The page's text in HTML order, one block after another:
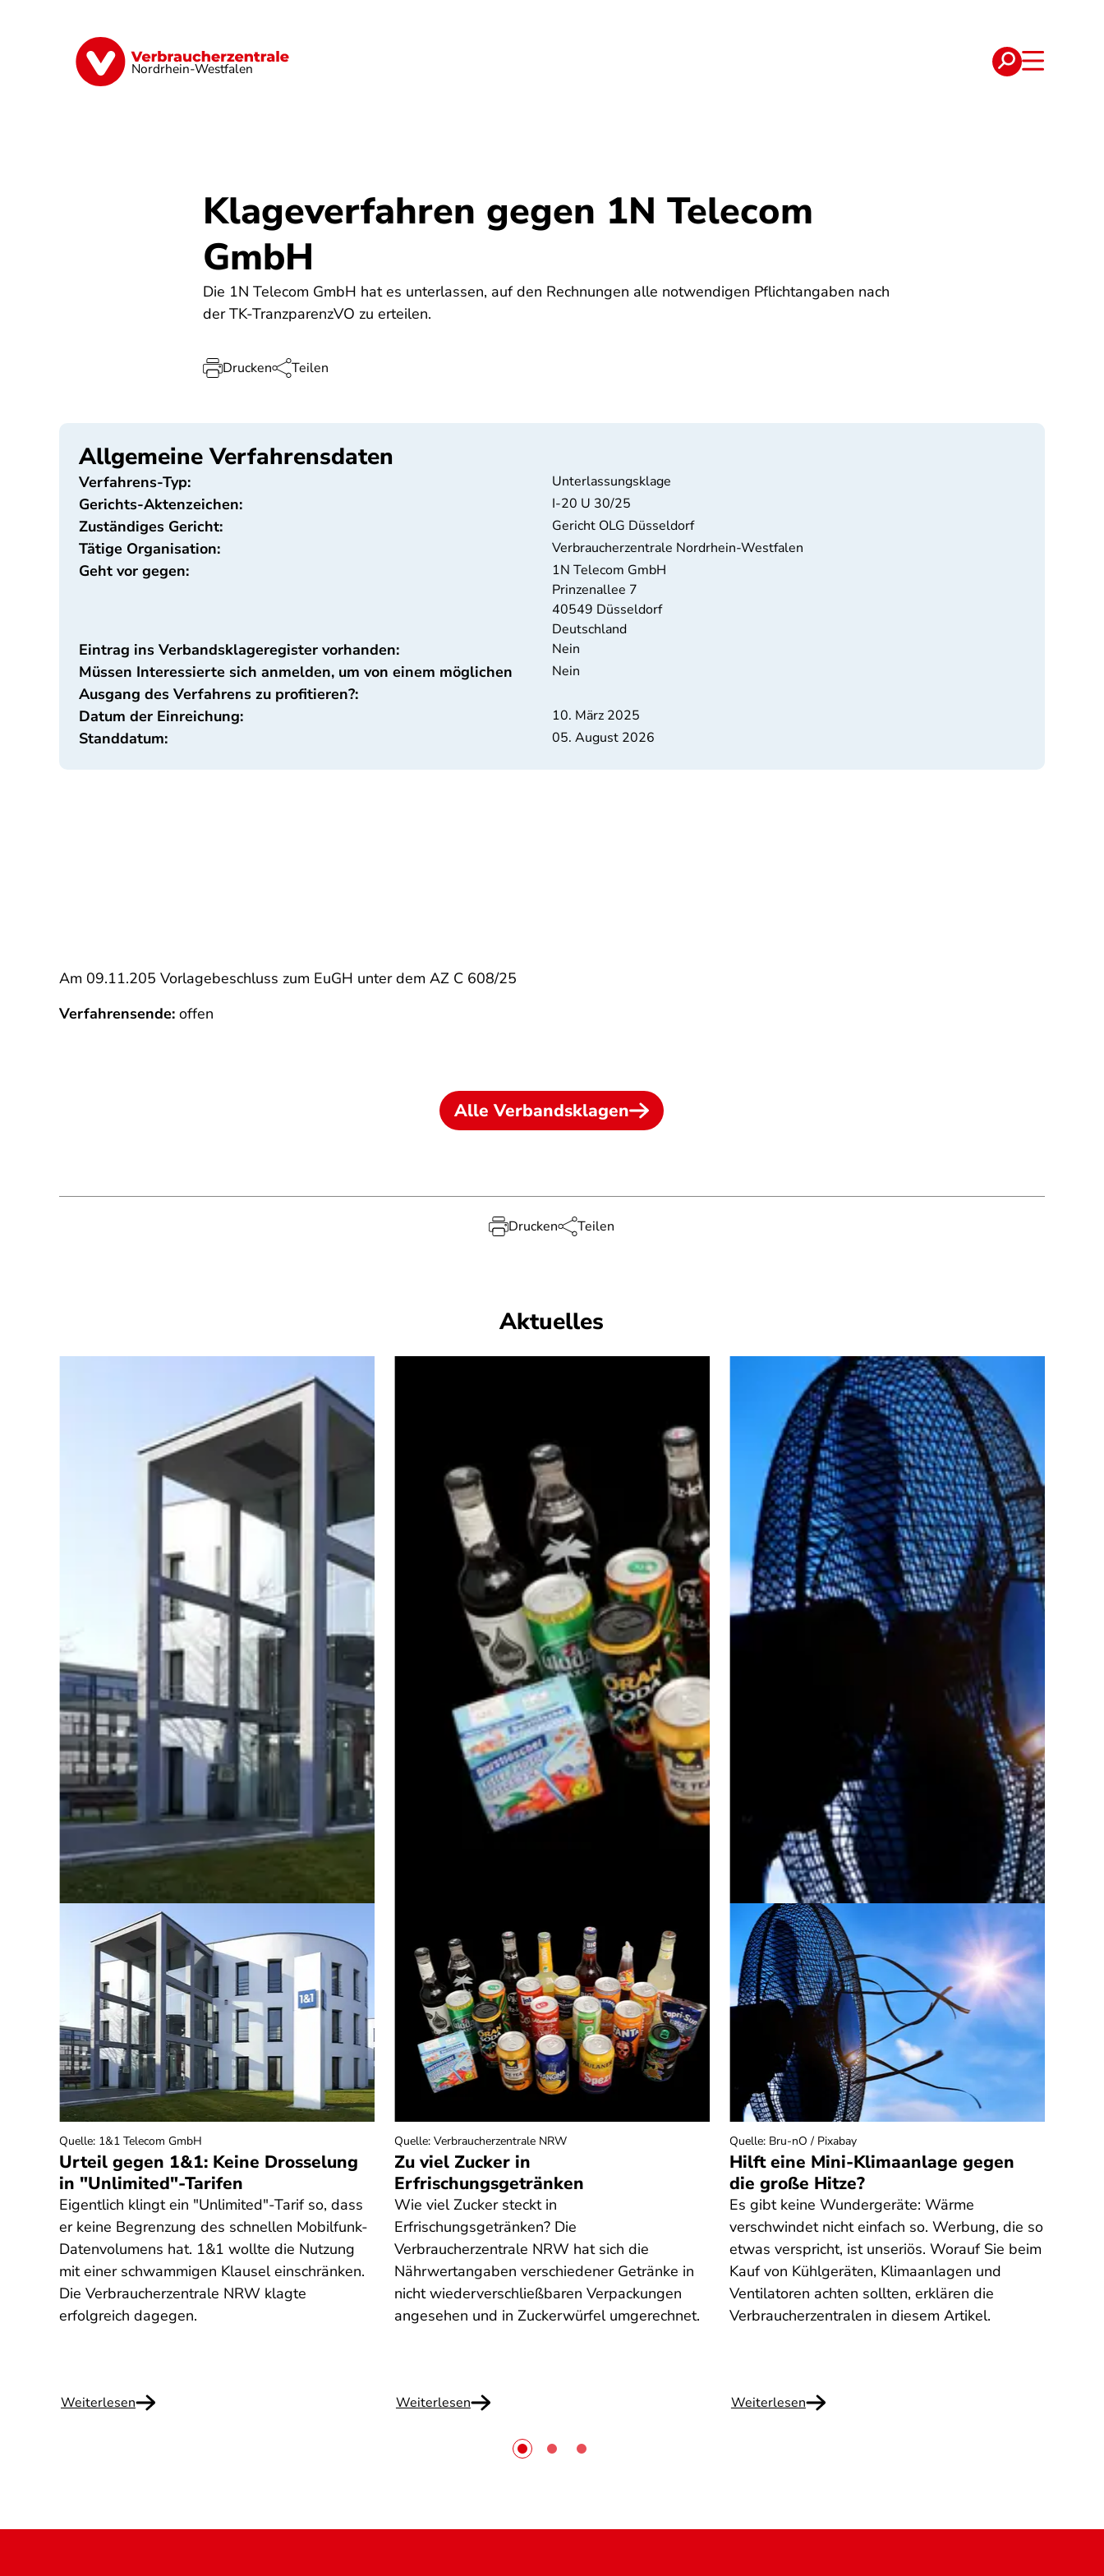
Nordrhein-Westfalen
Finanzen Digitales Lebensmittel
Klageverfahren gegen 1N Telecom
GmbH
Die 1N Telecom GmbH hat es unterlassen, auf den Rechnungen alle notwendigen Pflichtangaben nach
der TK-TranzparenzVO zu erteilen.
Drucken Teilen
Allgemeine Verfahrensdaten
Verfahrens-Typ: Unterlassungsklage
Gerichts-Aktenzeichen: I-20 U 30/25
Zuständiges Gericht: Gericht OLG Düsseldorf
Tätige Organisation: Verbraucherzentrale Nordrhein-Westfalen
Geht vor gegen:
1N Telecom GmbH
Prinzenallee 7
40549 Düsseldorf
Deutschland
Eintrag ins Verbandsklageregister vorhanden: Nein
Müssen Interessierte sich anmelden, um von einem möglichen
Ausgang des Verfahrens zu profitieren?:
Nein
Datum der Einreichung: 10. März 2025
Standdatum: 05. August 2026
Am 09.11.205 Vorlagebeschluss zum EuGH unter dem AZ C 608/25
Verfahrensende: offen
Alle Verbandsklagen
Drucken Teilen
Aktuelles
Urteil gegen 1&1: Keine Drosselung
in "Unlimited"-Tarifen
Eigentlich klingt ein "Unlimited"-Tarif so, dass
er keine Begrenzung des schnellen Mobilfunk-
Datenvolumens hat. 1&1 wollte die Nutzung
mit einer schwammigen Klausel einschränken.
Die Verbraucherzentrale NRW klagte
erfolgreich dagegen.
Weiterlesen
Quelle: 1&1 Telecom GmbH
Zu viel Zucker in
Erfrischungsgetränken
Wie viel Zucker steckt in
Erfrischungsgetränken? Die
Verbraucherzentrale NRW hat sich die
Nährwertangaben verschiedener Getränke in
nicht wiederverschließbaren Verpackungen
angesehen und in Zuckerwürfel umgerechnet.
Weiterlesen
Quelle: Verbraucherzentrale NRW
Hilft eine Mini-Klimaanlage gegen
die große Hitze?
Es gibt keine Wundergeräte: Wärme
verschwindet nicht einfach so. Werbung, die so
etwas verspricht, ist unseriös. Worauf Sie beim
Kauf von Kühlgeräten, Klimaanlagen und
Ventilatoren achten sollten, erklären die
Verbraucherzentralen in diesem Artikel.
Weiterlesen
Quelle: Bru-nO / Pixabay